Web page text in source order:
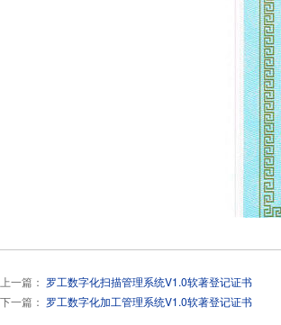
上一篇： 罗工数字化扫描管理系统V1.0软著登记证书
下一篇： 罗工数字化加工管理系统V1.0软著登记证书